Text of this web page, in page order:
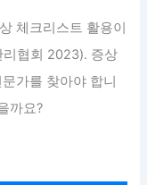
체크리스트 활용이
리협회 2023). 증상
가를 찾아야 합니
까요?